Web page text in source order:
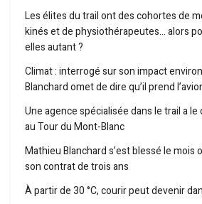
Les élites du trail ont des cohortes de
kinés et de physiothérapeutes… alors
elles autant ?
Climat : interrogé sur son impact
Blanchard omet de dire qu’il prend
Une agence spécialisée dans le trail a
au Tour du Mont-Blanc
Mathieu Blanchard s’est blessé le mois
son contrat de trois ans
À partir de 30 °C, courir peut devenir